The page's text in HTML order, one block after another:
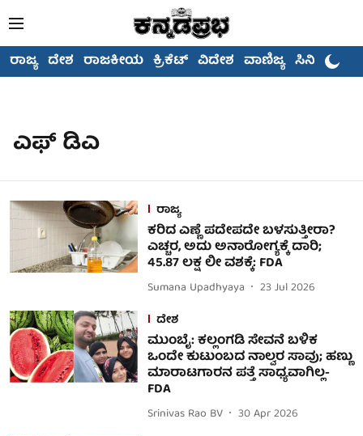
ರಾಜ್ಯ ದೇಶ ರಾಜಕೀಯ ಕ್ರಿಕೆಟ್ ವಿದೇಶ ವಾಣಿಜ್ಯ ಸಿನಿಮಾ
ಎಫ್ ಡಿಎ
ರಾಜ್ಯ
ಕರಿದ ಎಣ್ಣೆ ಪದೇಪದೇ ಬಳಸುತ್ತೀರಾ?
ಎಚ್ಚರ, ಅದು ಅನಾರೋಗ್ಯಕ್ಕೆ ದಾರಿ;
45.87 ಲಕ್ಷ ಲೀ ವಶಕ್ಕೆ: FDA
Sumana Upadhyaya
23 Jul 2026
ದೇಶ
ಮುಂಬೈ: ಕಲ್ಲಂಗಡಿ ಸೇವನೆ ಬಳಿಕ
ಒಂದೇ ಕುಟುಂಬದ ನಾಲ್ವರ ಸಾವು; ಹಣ್ಣು
ಮಾರಾಟಗಾರನ ಪತ್ತೆ ಸಾಧ್ಯವಾಗಿಲ್ಲ-
FDA
Srinivas Rao BV
30 Apr 2026